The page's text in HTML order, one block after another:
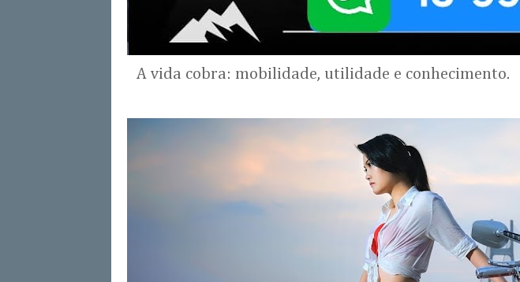
A vida cobra: mobilidade, utilidade e conhecimento.